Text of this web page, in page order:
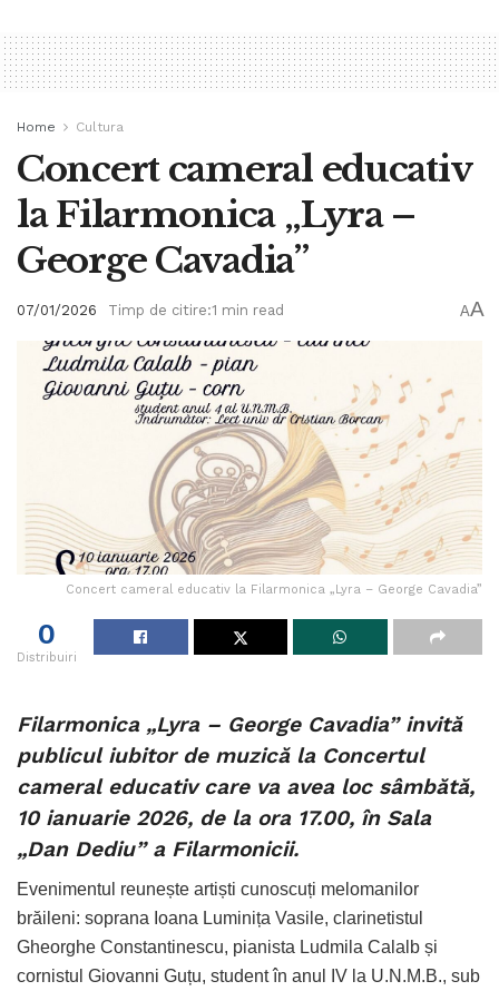
Home Cultura
Concert cameral educativ
la Filarmonica „Lyra –
George Cavadia”
07/01/2026 Timp de citire:1 min read AA
Concert cameral educativ la Filarmonica „Lyra – George Cavadia”
0
Distribuiri
Filarmonica „Lyra – George Cavadia” invită
publicul iubitor de muzică la Concertul
cameral educativ care va avea loc sâmbătă,
10 ianuarie 2026, de la ora 17.00, în Sala
„Dan Dediu” a Filarmonicii.
Evenimentul reunește artiști cunoscuți melomanilor
brăileni: soprana Ioana Luminița Vasile, clarinetistul
Gheorghe Constantinescu, pianista Ludmila Calalb și
cornistul Giovanni Guțu, student în anul IV la U.N.M.B., sub